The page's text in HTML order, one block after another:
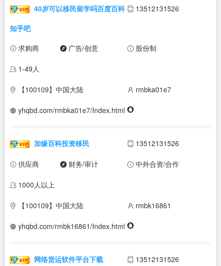
40岁可以移民留学吗百度百科
知乎吧
13512131526
求购商 广告/创意 股份制
1-49人
【100109】中国大陆 rmbka01e7
yhqbd.com/rmbka01e7/Index.html
加缘百科投资移民 13512131526
供应商 财务/审计 中外合资/合作
1000人以上
【100109】中国大陆 rmbk16861
yhqbd.com/rmbk16861/Index.html
网络货运软件平台下载 13512131526